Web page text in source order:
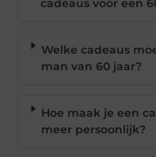
cadeaus voor een
Welke cadeaus
man van 60 jaar?
Hoe maak je een
meer persoonlijk?